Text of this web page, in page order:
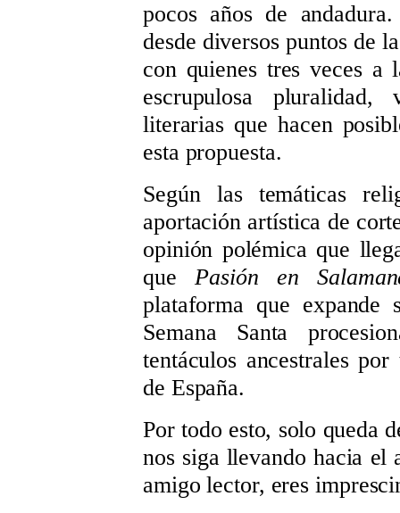
pocos años de
desde diversos puntos de
con quienes tres veces a
escrupulosa pluralidad,
literarias que hacen
esta propuesta.
Según las temáticas
aportación artística de
opinión polémica que
quePasión en
plataforma que expande
Semana Santa
tentáculos ancestrales
de España.
Por todo esto, solo queda
nos siga llevando hacia el
amigo lector, eres